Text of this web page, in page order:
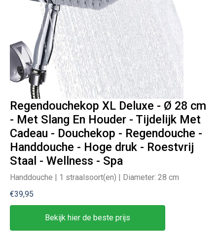
Regendouchekop XL Deluxe - Ø 28 cm
- Met Slang En Houder - Tijdelijk Met
Cadeau - Douchekop - Regendouche -
Handdouche - Hoge druk - Roestvrij
Staal - Wellness - Spa
Handdouche | 1 straalsoort(en) | Diameter: 28 cm
€39,95
Bekijk hier de beste prijs